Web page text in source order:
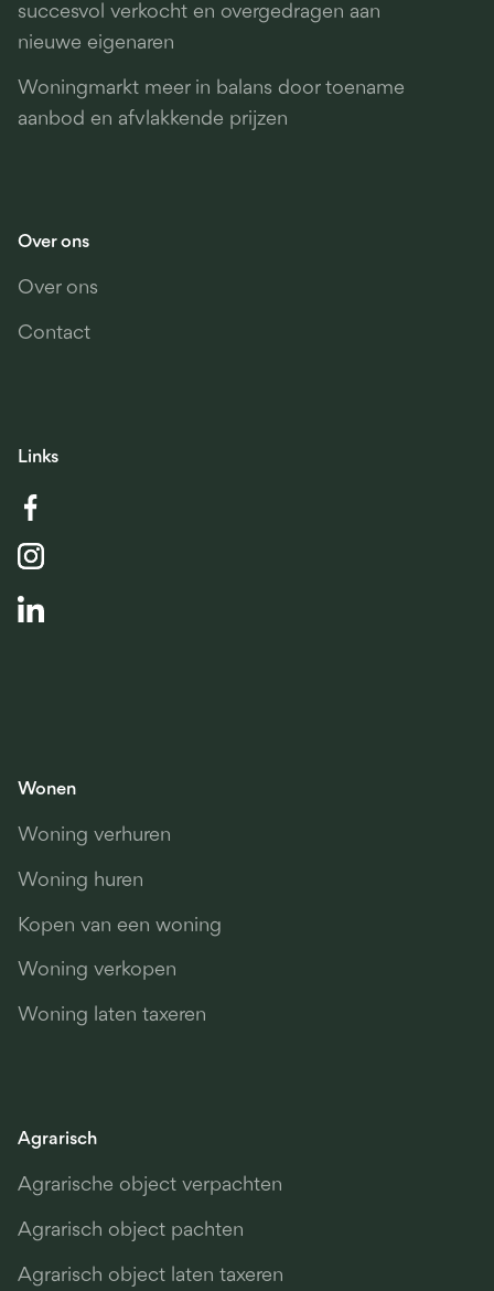
succesvol verkocht en overgedragen aan
nieuwe eigenaren
Woningmarkt meer in balans door toename
aanbod en afvlakkende prijzen
Over ons
Over ons
Contact
Links
Wonen
Woning verhuren
Woning huren
Kopen van een woning
Woning verkopen
Woning laten taxeren
Agrarisch
Agrarische object verpachten
Agrarisch object pachten
Agrarisch object laten taxeren